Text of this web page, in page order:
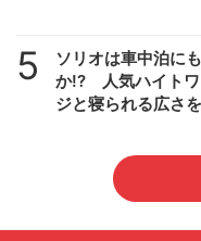
5
ソリオは車中泊に
か!? 人気ハイトワ
ジと寝られる広さ